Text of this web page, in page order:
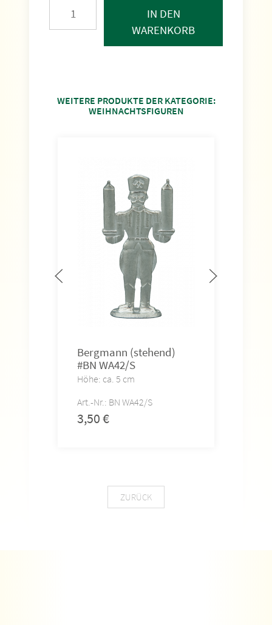
IN DEN
WARENKORB
WEITERE PRODUKTE DER KATEGORIE:
WEIHNACHTSFIGUREN
Bergmann (stehend)
#BN WA42/S
Höhe: ca. 5 cm
Art.-Nr.: BN WA42/S
3,50€
ZURÜCK